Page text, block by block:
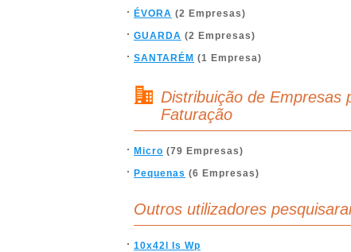
ÉVORA (2 Empresas)
GUARDA (2 Empresas)
SANTARÉM (1 Empresa)
Distribuição de Empresas
Faturação
Micro (79 Empresas)
Pequenas (6 Empresas)
Outros utilizadores
10x42l Is Wp